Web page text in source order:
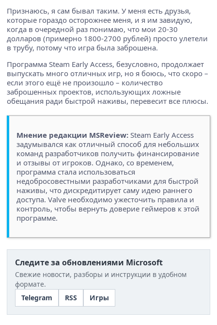
Признаюсь, я сам бывал таким. У меня есть друзья,
которые гораздо осторожнее меня, и я им завидую,
когда в очередной раз понимаю, что мои 20-30
долларов (примерно 1800-2700 рублей) просто улетели
в трубу, потому что игра была заброшена.
Программа Steam Early Access, безусловно, продолжает
выпускать много отличных игр, но я боюсь, что скоро –
если этого ещё не произошло – количество
заброшенных проектов, использующих ложные
обещания ради быстрой наживы, перевесит все плюсы.
Мнение редакции MSReview: Steam Early Access
задумывался как отличный способ для небольших
команд разработчиков получить финансирование
и отзывы от игроков. Однако, со временем,
программа стала использоваться
недобросовестными разработчиками для быстрой
наживы, что дискредитирует саму идею раннего
доступа. Valve необходимо ужесточить правила и
контроль, чтобы вернуть доверие геймеров к этой
программе.
Следите за обновлениями Microsoft
Свежие новости, разборы и инструкции в удобном
формате.
Telegram
RSS Игры